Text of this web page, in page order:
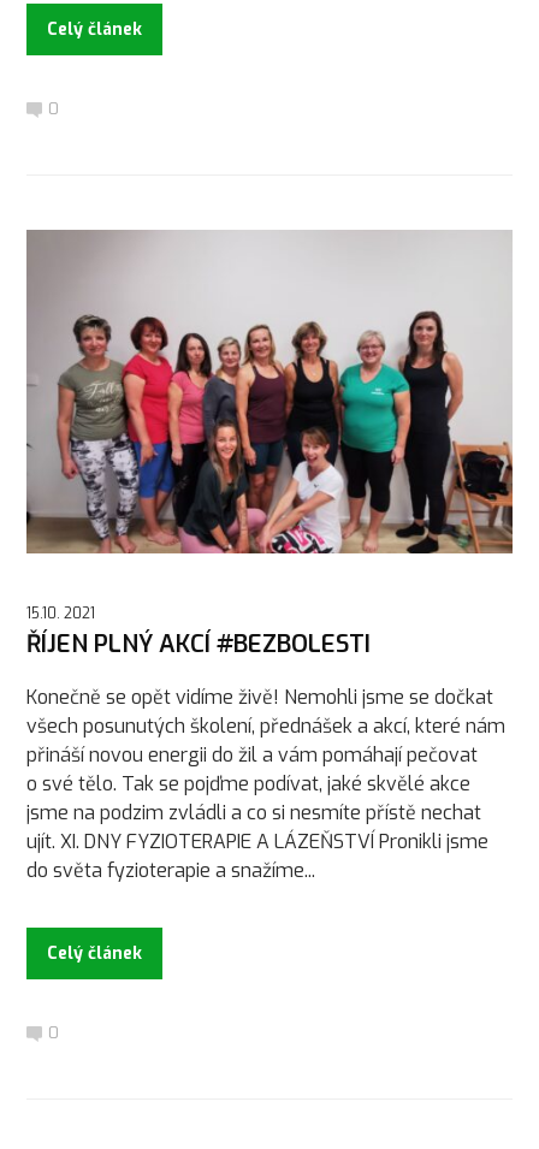
Celý článek
0
15.10. 2021
ŘÍJEN PLNÝ AKCÍ #BEZBOLESTI
Konečně se opět vidíme živě! Nemohli jsme se dočkat
všech posunutých školení, přednášek a akcí, které nám
přináší novou energii do žil a vám pomáhají pečovat
o své tělo. Tak se pojďme podívat, jaké skvělé akce
jsme na podzim zvládli a co si nesmíte přístě nechat
ujít. XI. DNY FYZIOTERAPIE A LÁZEŇSTVÍ Pronikli jsme
do světa fyzioterapie a snažíme...
Celý článek
0